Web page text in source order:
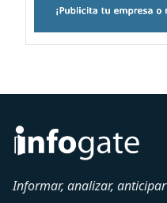
Informar, analizar, anticipar